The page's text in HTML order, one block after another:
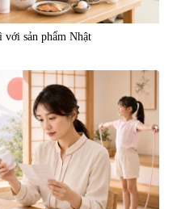
với sản phẩm Nhật